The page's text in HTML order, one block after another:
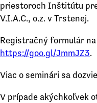
priestoroch Inštitútu
V.I.A.C., o.z. v Trstenej.
Registračný formulár
https://goo.gl/JmmJZ3.
Viac o seminári sa
V prípade akýchkoľvek